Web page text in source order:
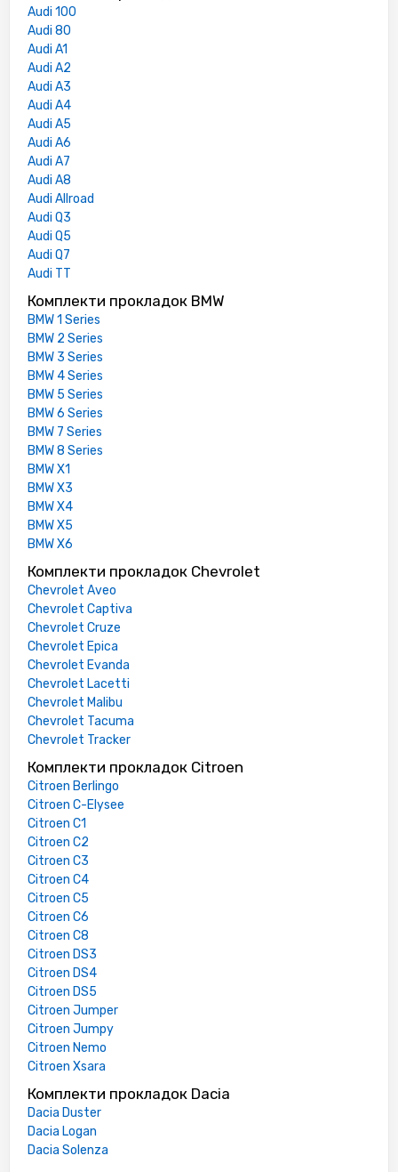
Audi 100
Audi 80
Audi A1
Audi A2
Audi A3
Audi A4
Audi A5
Audi A6
Audi A7
Audi A8
Audi Allroad
Audi Q3
Audi Q5
Audi Q7
Audi TT
Комплекти прокладок BMW
BMW 1 Series
BMW 2 Series
BMW 3 Series
BMW 4 Series
BMW 5 Series
BMW 6 Series
BMW 7 Series
BMW 8 Series
BMW X1
BMW X3
BMW X4
BMW X5
BMW X6
Комплекти прокладок Chevrolet
Chevrolet Aveo
Chevrolet Captiva
Chevrolet Cruze
Chevrolet Epica
Chevrolet Evanda
Chevrolet Lacetti
Chevrolet Malibu
Chevrolet Tacuma
Chevrolet Tracker
Комплекти прокладок Citroen
Citroen Berlingo
Citroen C-Elysee
Citroen C1
Citroen C2
Citroen C3
Citroen C4
Citroen C5
Citroen C6
Citroen C8
Citroen DS3
Citroen DS4
Citroen DS5
Citroen Jumper
Citroen Jumpy
Citroen Nemo
Citroen Xsara
Комплекти прокладок Dacia
Dacia Duster
Dacia Logan
Dacia Solenza